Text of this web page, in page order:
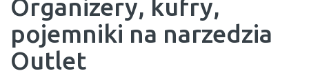
Organizery, kufry,
pojemniki na narzedzia
Outlet